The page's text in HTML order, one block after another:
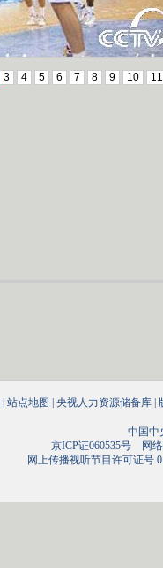
3 4 5 6 7 8 9 10 11
| 站点地图 | 央视人力资源储备库 |
中国中
京ICP证060535号网络
网上传播视听节目许可证号